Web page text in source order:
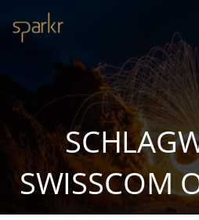
Inhalt
springen
Leadership
SWISSCOM